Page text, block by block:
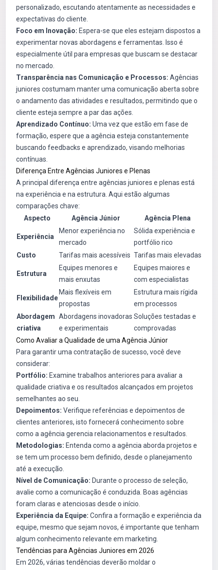
personalizado, escutando atentamente as necessidades e
expectativas do cliente.
Foco em Inovação: Espera-se que eles estejam dispostos a
experimentar novas abordagens e ferramentas. Isso é
especialmente útil para empresas que buscam se destacar
no mercado.
Transparência nas Comunicação e Processos: Agências
juniores costumam manter uma comunicação aberta sobre
o andamento das atividades e resultados, permitindo que o
cliente esteja sempre a par das ações.
Aprendizado Contínuo: Uma vez que estão em fase de
formação, espere que a agência esteja constantemente
buscando feedbacks e aprendizado, visando melhorias
contínuas.
Diferença Entre Agências Juniores e Plenas
A principal diferença entre agências juniores e plenas está
na experiência e na estrutura. Aqui estão algumas
comparações chave:
Aspecto
Agência Júnior Agência Plena
Experiência
Menor experiência no
mercado
Sólida experiência e
portfólio rico
Custo
Tarifas mais acessíveis Tarifas mais elevadas
Estrutura
Equipes menores e
mais enxutas
Equipes maiores e
com especialistas
Flexibilidade
Mais flexíveis em
propostas
Estrutura mais rígida
em processos
Abordagem
criativa
Abordagens inovadoras
e experimentais
Soluções testadas e
comprovadas
Como Avaliar a Qualidade de uma Agência Júnior
Para garantir uma contratação de sucesso, você deve
considerar:
Portfólio: Examine trabalhos anteriores para avaliar a
qualidade criativa e os resultados alcançados em projetos
semelhantes ao seu.
Depoimentos: Verifique referências e depoimentos de
clientes anteriores, isto fornecerá conhecimento sobre
como a agência gerencia relacionamentos e resultados.
Metodologias: Entenda como a agência aborda projetos e
se tem um processo bem definido, desde o planejamento
até a execução.
Nível de Comunicação: Durante o processo de seleção,
avalie como a comunicação é conduzida. Boas agências
foram claras e atenciosas desde o início.
Experiência da Equipe: Confira a formação e experiência da
equipe, mesmo que sejam novos, é importante que tenham
algum conhecimento relevante em marketing.
Tendências para Agências Juniores em 2026
Em 2026, várias tendências deverão moldar o